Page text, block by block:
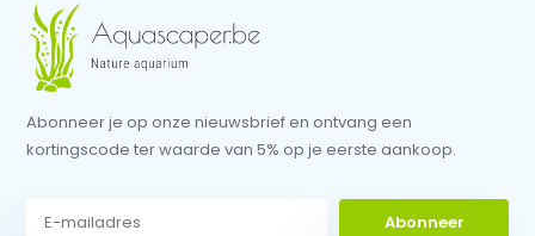
Abonneer je op onze nieuwsbrief en ontvang een
kortingscode ter waarde van 5% op je eerste aankoop.
Abonneer